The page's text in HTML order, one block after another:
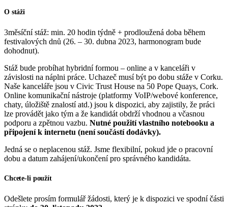
O stáži
3měsíční stáž: min. 20 hodin týdně + prodloužená doba během
festivalových dnů (26. – 30. dubna 2023, harmonogram bude
dohodnut).
Stáž bude probíhat hybridní formou – online a v kanceláři v
závislosti na náplni práce. Uchazeč musí být po dobu stáže v Corku.
Naše kanceláře jsou v Civic Trust House na 50 Pope Quays, Cork.
Online komunikační nástroje (platformy VoIP/webové konference,
chaty, úložiště znalostí atd.) jsou k dispozici, aby zajistily, že práci
lze provádět jako tým a že kandidát obdrží vhodnou a včasnou
podporu a zpětnou vazbu. Nutné použití vlastního notebooku a
připojení k internetu (není součástí dodávky).
Jedná se o neplacenou stáž. Jsme flexibilní, pokud jde o pracovní
dobu a datum zahájení/ukončení pro správného kandidáta.
Chcete-li použít
Odešlete prosím formulář žádosti, který je k dispozici ve spodní části